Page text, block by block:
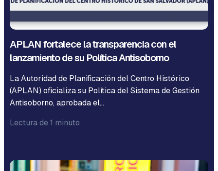
APLAN fortalece la transparencia con el
lanzamiento de su Política Antisoborno
La Autoridad de Planificación del Centro Histórico
(APLAN) oficializa su Política del Sistema de Gestión
Antisoborno, aprobada el…
Lectura de 1 minuto